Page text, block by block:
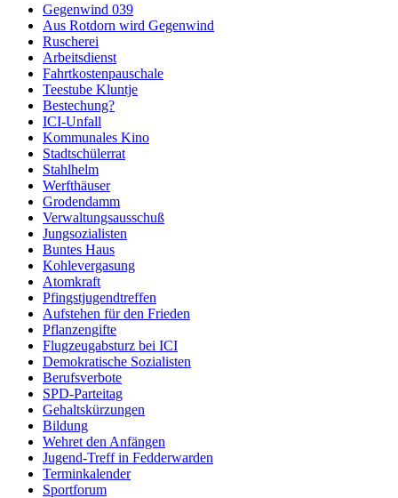
Gegenwind 039
Aus Rotdorn wird Gegenwind
Ruscherei
Arbeitsdienst
Fahrtkostenpauschale
Teestube Kluntje
Bestechung?
ICI-Unfall
Kommunales Kino
Stadtschülerrat
Stahlhelm
Werfthäuser
Grodendamm
Verwaltungsausschuß
Jungsozialisten
Buntes Haus
Kohlevergasung
Atomkraft
Pfingstjugendtreffen
Aufstehen für den Frieden
Pflanzengifte
Flugzeugabsturz bei ICI
Demokratische Sozialisten
Berufsverbote
SPD-Parteitag
Gehaltskürzungen
Bildung
Wehret den Anfängen
Jugend-Treff in Fedderwarden
Terminkalender
Sportforum